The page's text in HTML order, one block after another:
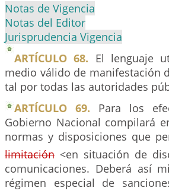
Notas de Vigencia
Notas del Editor
Jurisprudencia Vigencia
ARTÍCULO 68. El lenguaje
medio válido de manifestación
tal por todas las autoridades
ARTÍCULO 69. Para los
Gobierno Nacional compilará
normas y disposiciones que
limitación <en situación de
comunicaciones. Deberá así
régimen especial de